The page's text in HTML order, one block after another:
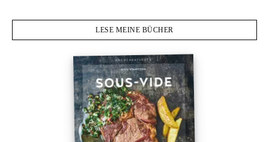
LESE MEINE BÜCHER